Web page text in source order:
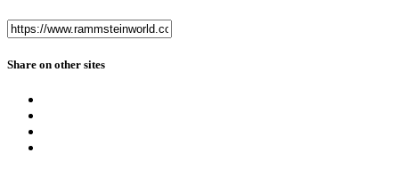
Share on other sites